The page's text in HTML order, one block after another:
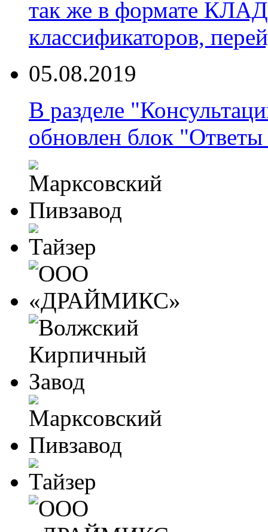
так же в формате
классификаторов,
05.08.2019
В разделе
обновлен блок "Ответы